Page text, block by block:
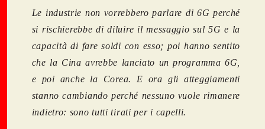
Le industrie non vorrebbero parlare di 6G perché
si rischierebbe di diluire il messaggio sul 5G e la
capacità di fare soldi con esso; poi hanno sentito
che la Cina avrebbe lanciato un programma 6G,
e poi anche la Corea. E ora gli atteggiamenti
stanno cambiando perché nessuno vuole rimanere
indietro: sono tutti tirati per i capelli.